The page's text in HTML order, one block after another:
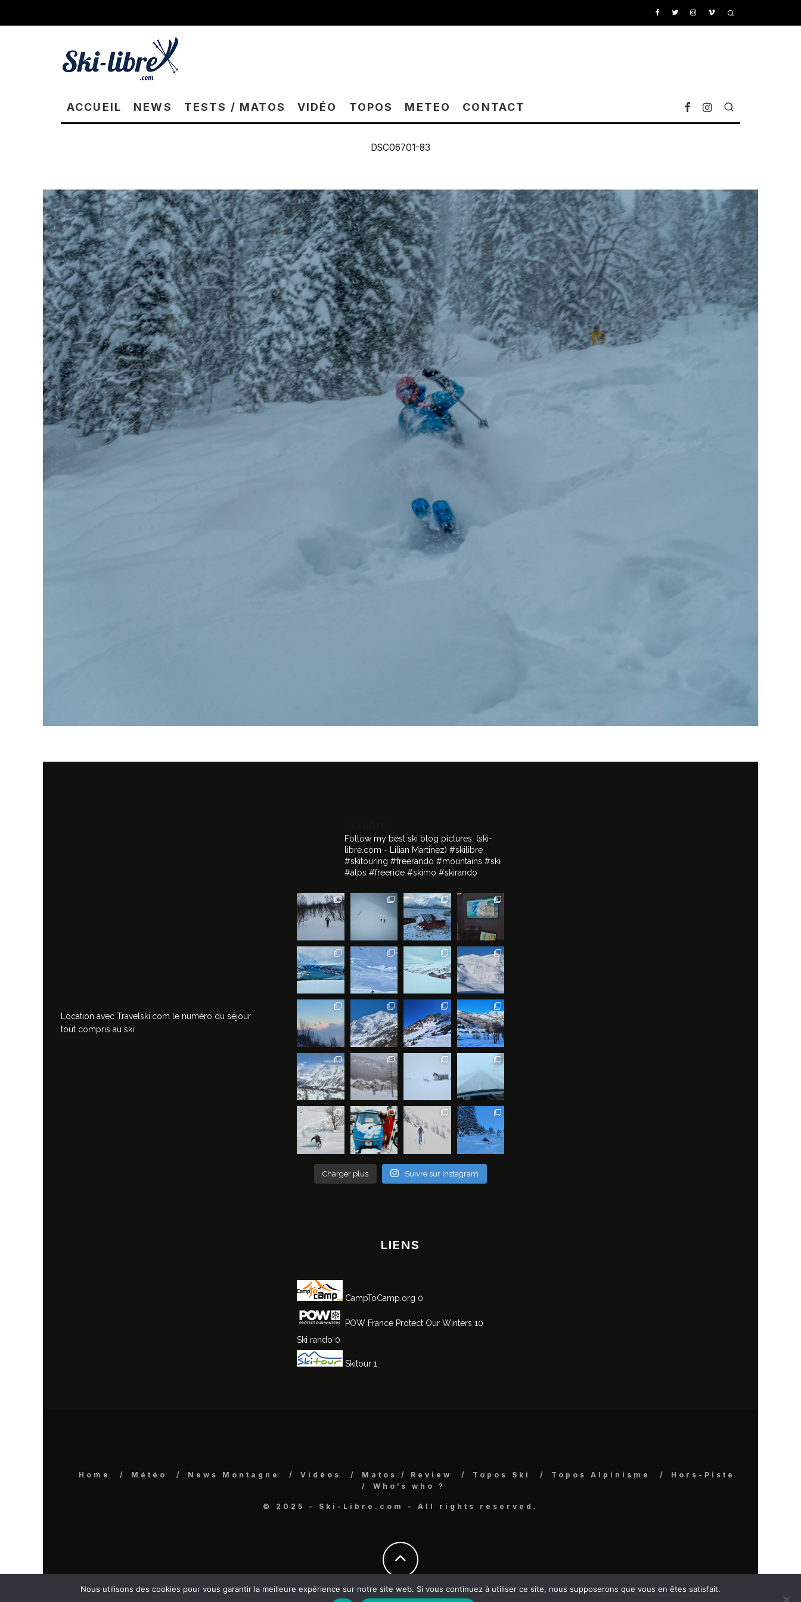
ACCUEIL NEWS TESTS / MATOS VIDÉO TOPOS METEO CONTACT
DSC06701-83
Location avec Travelski.com le numéro du séjour
tout compris au ski.
Follow my best ski blog pictures. (ski-
libre.com - Lilian Martinez) #skilibre
#skitouring #freerando #mountains #ski
#alps #freeride #skimo #skirando
Charger plus Suivre sur Instagram
LIENS
CampToCamp.org 0
POW France Protect Our Winters 10
Ski rando 0
Skitour 1
Home Météo News Montagne Vidéos Matos / Review Topos Ski Topos Alpinisme
Hors-Piste
Who’s who ?
© 2025 - Ski-Libre.com - All rights reserved.
Nous utilisons des cookies pour vous garantir la meilleure expérience sur notre site web. Si vous continuez à utiliser ce site, nous supposerons que vous en êtes satisfait.